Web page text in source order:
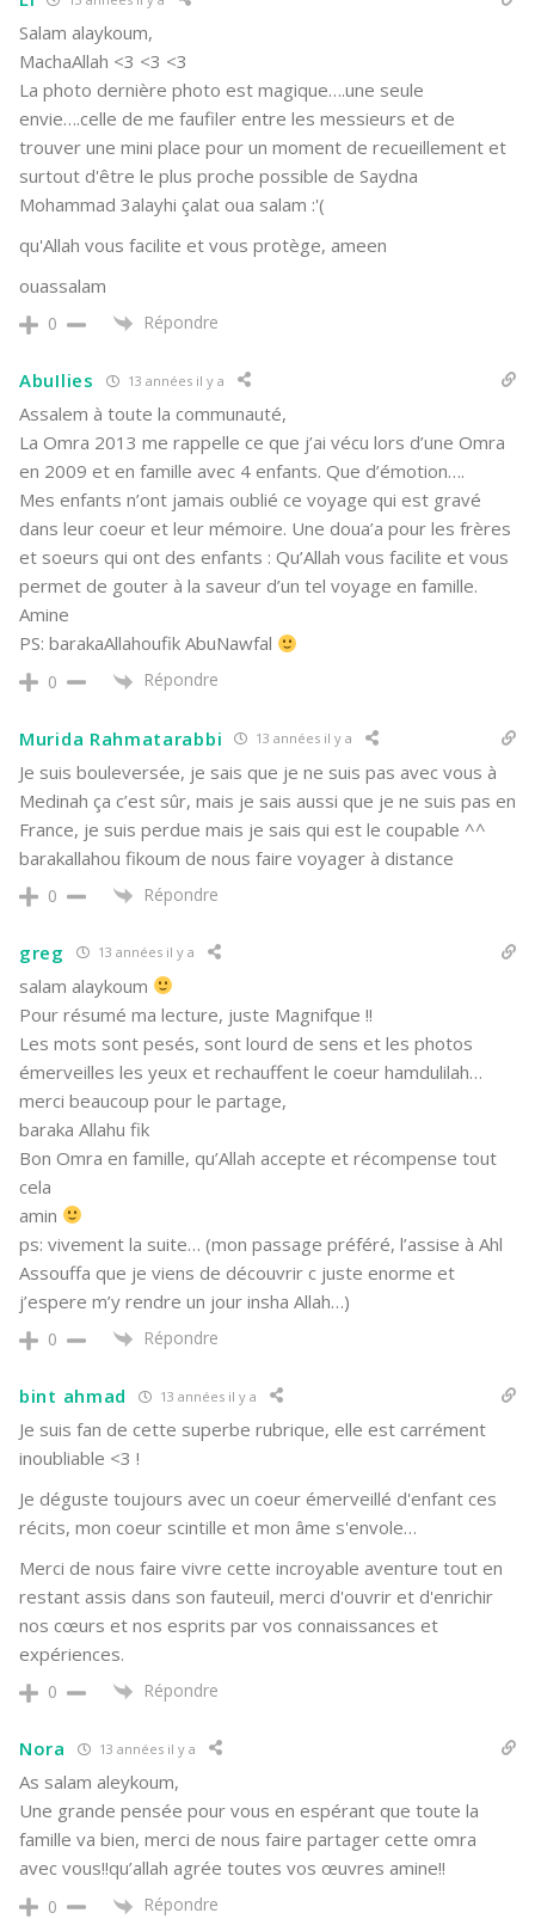
Salam alaykoum,
MachaAllah <3 <3 <3
La photo dernière photo est magique….une seule
envie….celle de me faufiler entre les messieurs et de
trouver une mini place pour un moment de recueillement et
surtout d'être le plus proche possible de Saydna
Mohammad 3alayhi çalat oua salam :'(
qu'Allah vous facilite et vous protège, ameen
ouassalam
0 Répondre
AbuIlies 13 années il y a
Assalem à toute la communauté,
La Omra 2013 me rappelle ce que j’ai vécu lors d’une Omra
en 2009 et en famille avec 4 enfants. Que d’émotion….
Mes enfants n’ont jamais oublié ce voyage qui est gravé
dans leur coeur et leur mémoire. Une doua’a pour les frères
et soeurs qui ont des enfants : Qu’Allah vous facilite et vous
permet de gouter à la saveur d’un tel voyage en famille.
Amine
PS: barakaAllahoufik AbuNawfal
0 Répondre
Murida Rahmatarabbi 13 années il y a
Je suis bouleversée, je sais que je ne suis pas avec vous à
Medinah ça c’est sûr, mais je sais aussi que je ne suis pas en
France, je suis perdue mais je sais qui est le coupable ^^
barakallahou fikoum de nous faire voyager à distance
0 Répondre
greg 13 années il y a
salam alaykoum
Pour résumé ma lecture, juste Magnifque !!
Les mots sont pesés, sont lourd de sens et les photos
émerveilles les yeux et rechauffent le coeur hamdulilah…
merci beaucoup pour le partage,
baraka Allahu fik
Bon Omra en famille, qu’Allah accepte et récompense tout
cela
amin
ps: vivement la suite… (mon passage préféré, l’assise à Ahl
Assouffa que je viens de découvrir c juste enorme et
j’espere m’y rendre un jour insha Allah…)
0 Répondre
bint ahmad 13 années il y a
Je suis fan de cette superbe rubrique, elle est carrément
inoubliable <3 !
Je déguste toujours avec un coeur émerveillé d'enfant ces
récits, mon coeur scintille et mon âme s'envole…
Merci de nous faire vivre cette incroyable aventure tout en
restant assis dans son fauteuil, merci d'ouvrir et d'enrichir
nos cœurs et nos esprits par vos connaissances et
expériences.
0 Répondre
Nora 13 années il y a
As salam aleykoum,
Une grande pensée pour vous en espérant que toute la
famille va bien, merci de nous faire partager cette omra
avec vous!!qu’allah agrée toutes vos œuvres amine!!
0 Répondre